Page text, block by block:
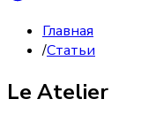
Главная
/Статьи
Le Atelier